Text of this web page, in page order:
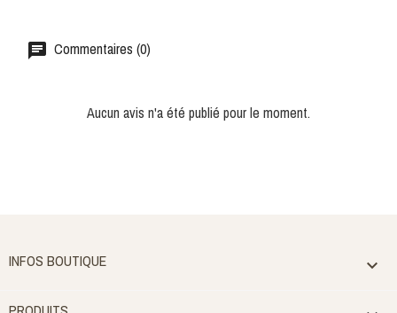
Commentaires (0)
Aucun avis n'a été publié pour le moment.
INFOS BOUTIQUE 